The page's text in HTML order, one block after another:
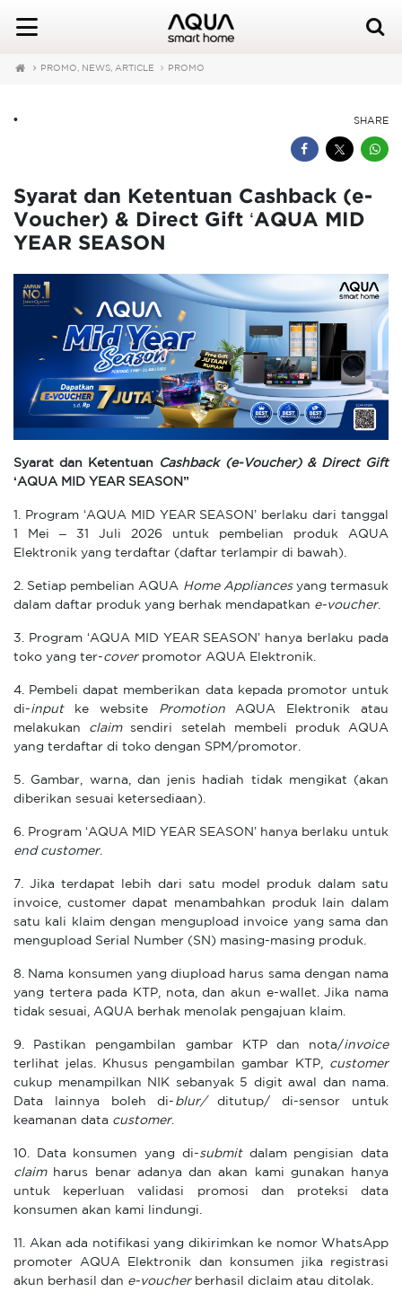
PROMO, NEWS, ARTICLE PROMO
SHARE
•
Syarat dan Ketentuan Cashback (e-
Voucher) & Direct Gift ‘AQUA MID
YEAR SEASON
Syarat dan Ketentuan
Cashback (e-Voucher) & Direct Gift
‘AQUA MID YEAR SEASON ’’
1. Program ‘AQUA MID YEAR SEASON’ berlaku dari tanggal
1 Mei – 31 Juli 2026 untuk pembelian produk AQUA
Elektronik yang terdaftar (daftar terlampir di bawah).
2. Setiap pembelian AQUA Home Appliances yang termasuk
dalam daftar produk yang berhak mendapatkan e-voucher.
3. Program ‘AQUA MID YEAR SEASON’ hanya berlaku pada
toko yang ter-cover promotor AQUA Elektronik.
4. Pembeli dapat memberikan data kepada promotor untuk
di-inputke website PromotionAQUA Elektronik atau
melakukan claimsendiri setelah membeli produk AQUA
yang terdaftar di toko dengan SPM/promotor.
5. Gambar, warna, dan jenis hadiah tidak mengikat (akan
diberikan sesuai ketersediaan).
6. Program ‘AQUA MID YEAR SEASON’ hanya berlaku untuk
end customer.
7. Jika terdapat lebih dari satu model produk dalam satu
invoice, customer dapat menambahkan produk lain dalam
satu kali klaim dengan mengupload invoice yang sama dan
mengupload Serial Number (SN) masing-masing produk.
8. Nama konsumen yang diupload harus sama dengan nama
yang tertera pada KTP, nota, dan akun e-wallet. Jika nama
tidak sesuai, AQUA berhak menolak pengajuan klaim.
9. Pastikan pengambilan gambar KTP dan nota/invoice
terlihat jelas. Khusus pengambilan gambar KTP, customer
cukup menampilkan NIK sebanyak 5 digit awal dan nama.
Data lainnya boleh di- blur/ditutup/ di-sensor untuk
keamanan data customer.
10. Data konsumen yang di-submit dalam pengisian data
claim
harus benar adanya dan akan kami gunakan hanya
untuk keperluan validasi promosi dan proteksi data
konsumen akan kami lindungi.
11. Akan ada notifikasi yang dikirimkan ke nomor WhatsApp
promoter AQUA Elektronik dan konsumen jika registrasi
akun berhasil dan e-voucherberhasil diclaim atau ditolak.